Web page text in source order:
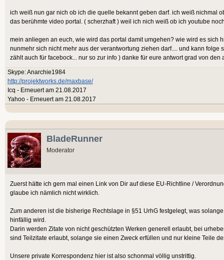
ich weiß nun gar nich ob ich die quelle bekannt geben darf. ich weiß nichmal
das berühmte video portal. ( scherzhaft ) weil ich nich weiß ob ich youtube
mein anliegen an euch, wie wird das portal damit umgehen? wie wird es sich
nunmehr sich nicht mehr aus der verantwortung ziehen darf.... und kann folge
zählt auch für facebock... nur so zur info ) danke für eure antwort grad von den
Skype: Anarchie1984
http://projektworks.de/maxbase/
Icq - Erneuert am 21.08.2017
Yahoo - Erneuert am 21.08.2017
BladeRunner
Moderator
Zuerst hätte ich gern mal einen Link von Dir auf diese EU-Richtline /
glaube ich nämlich nicht wirklich.
Zum anderen ist die bisherige Rechtslage in §51 UrhG festgelegt, was
hinfällig wird.
Darin werden Zitate von nicht geschützten Werken generell erlaubt, bei
sind Teilzitate erlaubt, solange sie einen Zweck erfüllen und nur kleine Teile
Unsere private Korrespondenz hier ist also schonmal völlig unstrittig.